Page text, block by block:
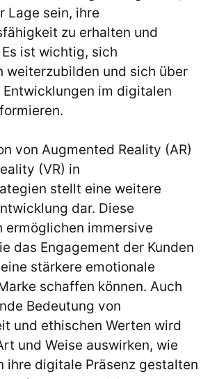
Lage sein, ihre
zu erhalten und
ist wichtig, sich
weiterzubilden und sich über
Entwicklungen im digitalen
von Augmented Reality (AR)
(VR) in
stellt eine weitere
dar. Diese
ermöglichen immersive
das Engagement der Kunden
stärkere emotionale
schaffen können. Auch
Bedeutung von
und ethischen Werten wird
und Weise auswirken, wie
ihre digitale Präsenz gestalten